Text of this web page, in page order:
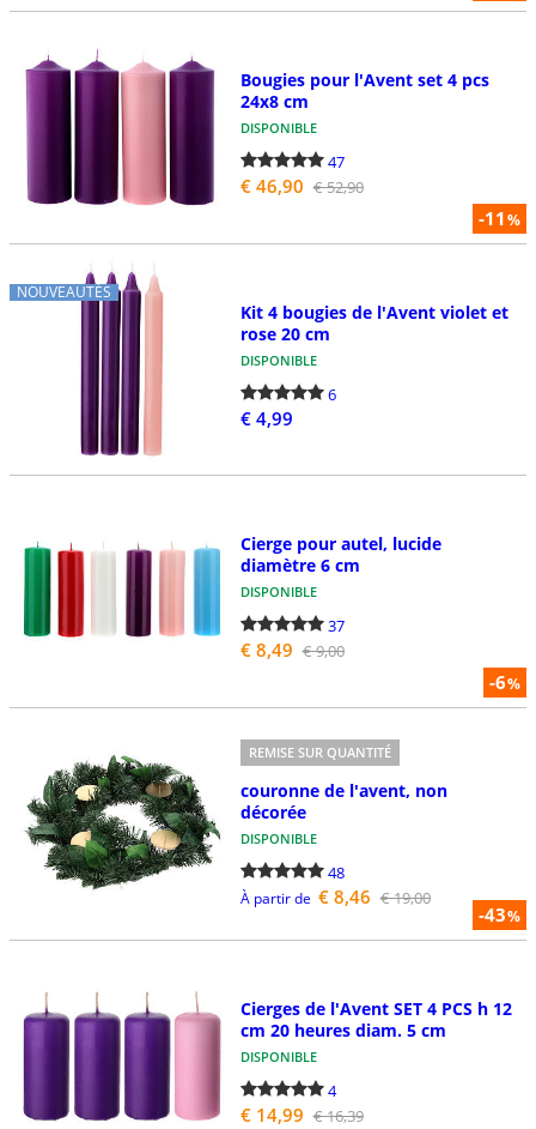
-11%
Bougies pour l'Avent set 4 pcs
24x8 cm
DISPONIBLE
47
€ 46,90 € 52,90
NOUVEAUTÉS
Kit 4 bougies de l'Avent violet et
rose 20 cm
DISPONIBLE
6
€ 4,99
-6%
Cierge pour autel, lucide
diamètre 6 cm
DISPONIBLE
37
€ 8,49 € 9,00
-43%
REMISE SUR QUANTITÉ
couronne de l'avent, non
décorée
DISPONIBLE
48
À partir de € 8,46 € 19,00
Cierges de l'Avent SET 4 PCS h 12
cm 20 heures diam. 5 cm
DISPONIBLE
4
€ 14,99 € 16,39